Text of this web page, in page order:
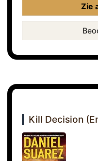
Zie
Kill Decision